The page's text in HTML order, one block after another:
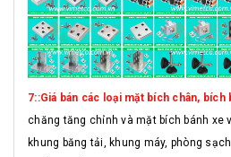
7::Giá bán các loại mặt bích chân, bích
chăng tăng chỉnh và mặt bích bánh xe
khung băng tải, khung máy, phòng